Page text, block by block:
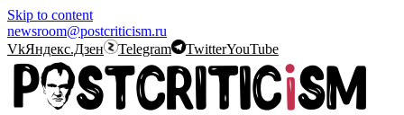
Skip to content
newsroom@postcriticism.ru
VkЯндекс.Дзен Telegram TwitterYouTube